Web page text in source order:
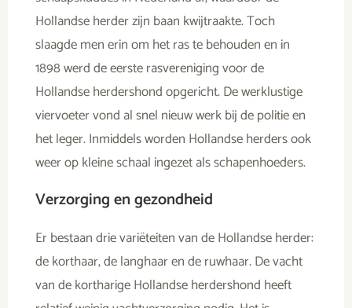
Hollandse herder zijn baan kwijtraakte. Toch
slaagde men erin om het ras te behouden en in
1898 werd de eerste rasvereniging voor de
Hollandse herdershond opgericht. De werklustige
viervoeter vond al snel nieuw werk bij de politie en
het leger. Inmiddels worden Hollandse herders ook
weer op kleine schaal ingezet als schapenhoeders.
Verzorging en gezondheid
Er bestaan drie variëteiten van de Hollandse herder:
de korthaar, de langhaar en de ruwhaar. De vacht
van de kortharige Hollandse herdershond heeft